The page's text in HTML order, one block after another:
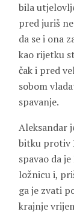
bila
pred juriš
da se i ona
kao rijetku
čak i pred
sobom
spavanje.
Aleksandar
bitku protiv
spavao da
ložnicu i,
ga je zvati
krajnje